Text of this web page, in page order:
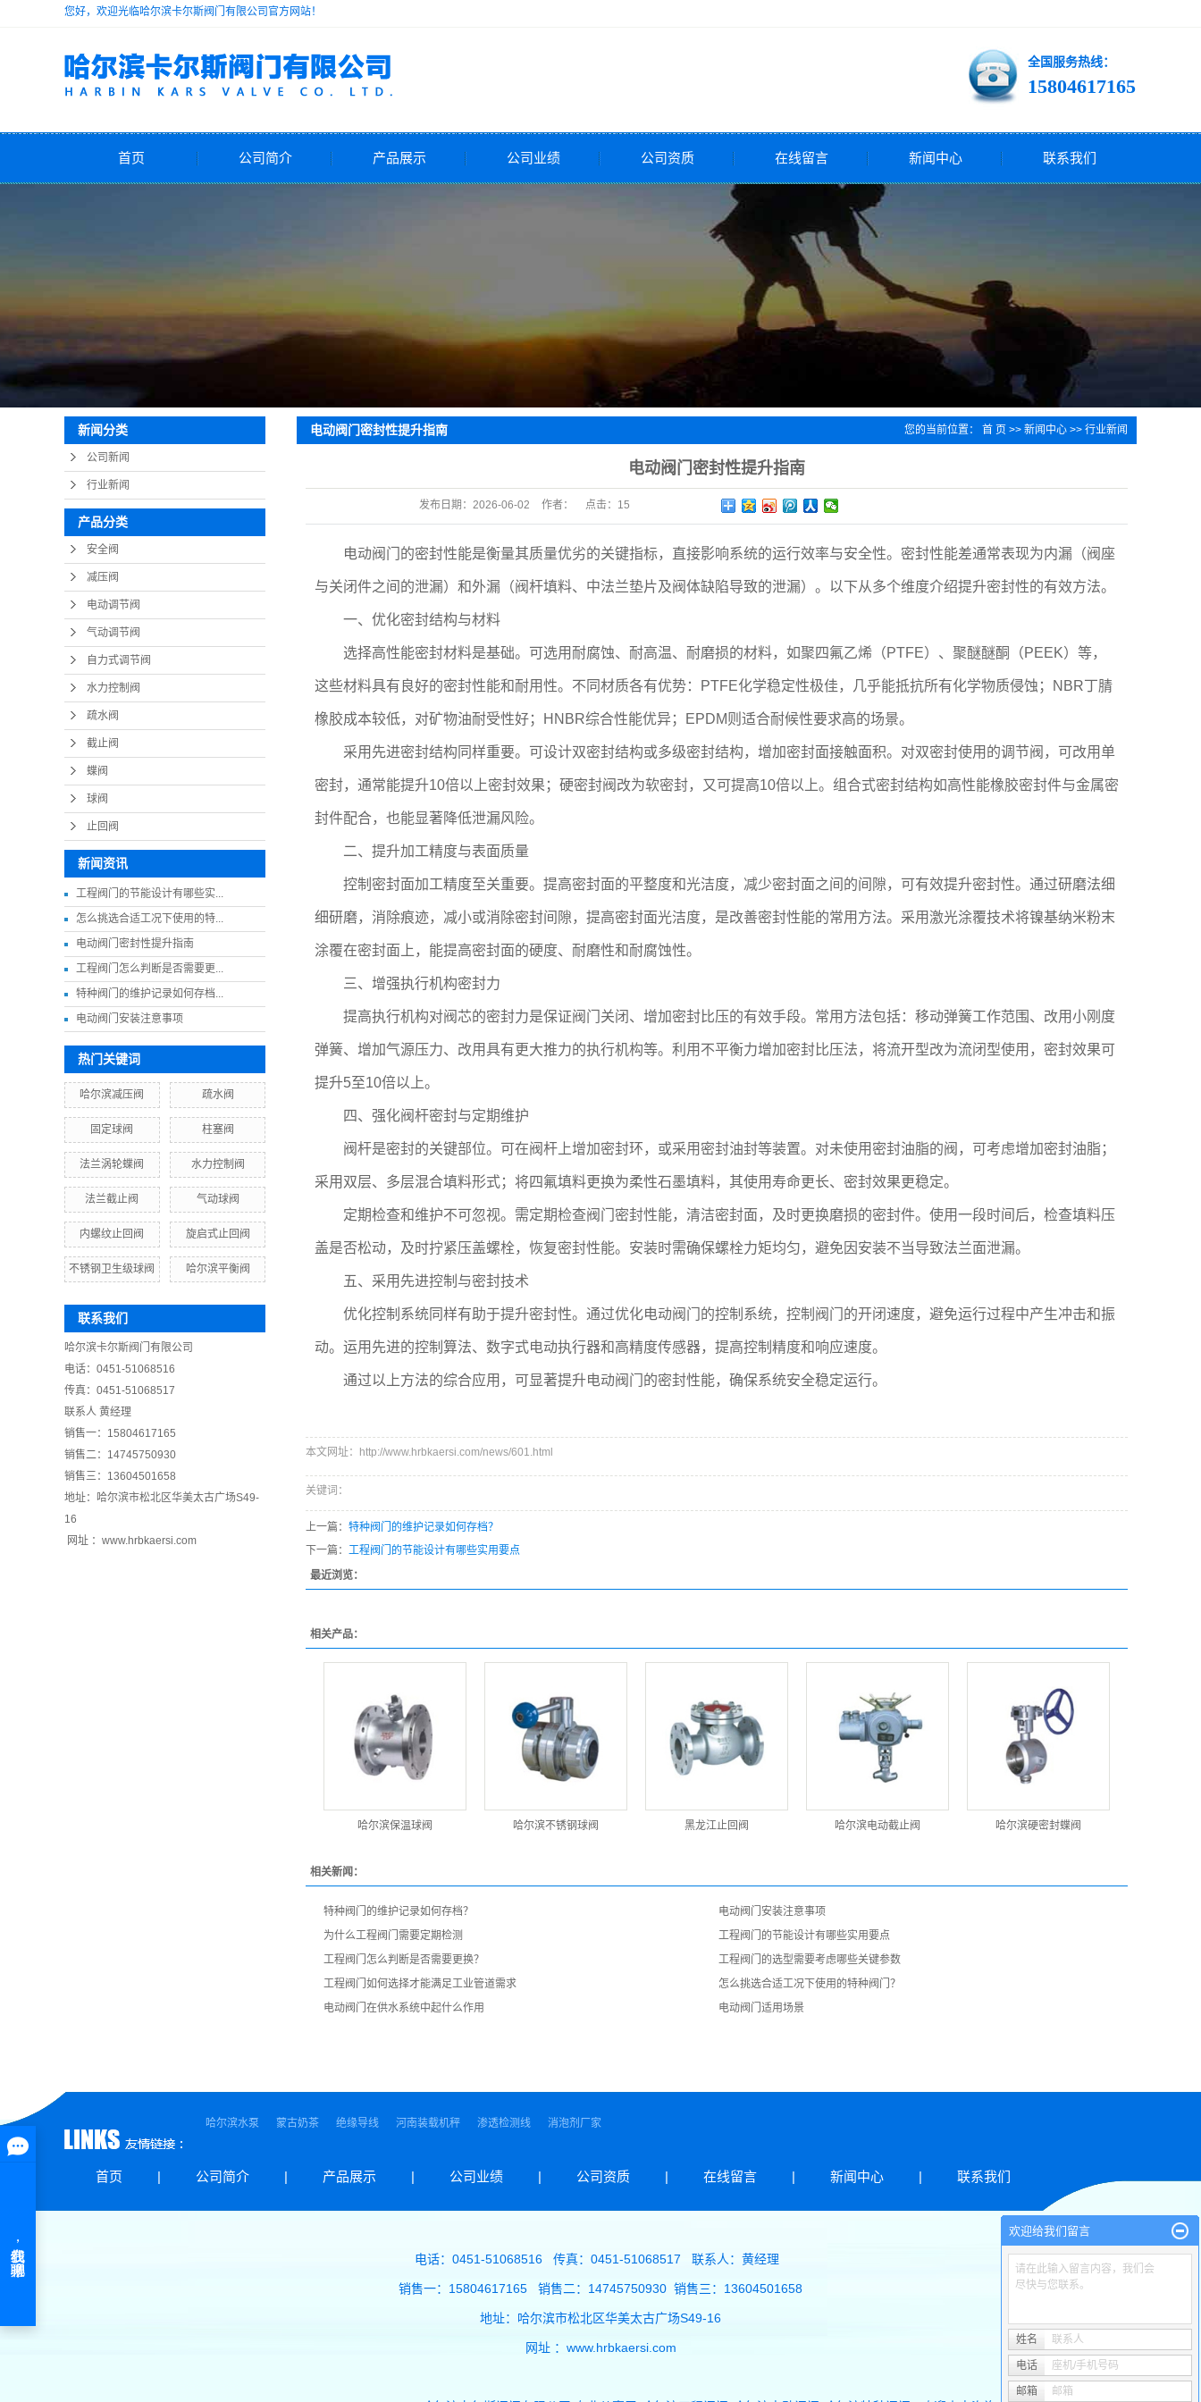
您好，欢迎光临哈尔滨卡尔斯阀门有限公司官方网站！
全国服务热线：
15804617165
首页 公司简介 产品展示
自力式调节阀
疏水阀
截止阀
公司业绩 公司资质 在线留言 新闻中心 联系我们
新闻分类
公司新闻
行业新闻
产品分类
安全阀
减压阀
电动调节阀
气动调节阀
自力式调节阀
水力控制阀
疏水阀
截止阀
蝶阀
球阀
止回阀
新闻资讯
工程阀门的节能设计有哪些实...
怎么挑选合适工况下使用的特...
电动阀门密封性提升指南
工程阀门怎么判断是否需要更...
特种阀门的维护记录如何存档...
电动阀门安装注意事项
热门关键词
哈尔滨减压阀 疏水阀
固定球阀 柱塞阀
法兰涡轮蝶阀 水力控制阀
法兰截止阀 气动球阀
内螺纹止回阀 旋启式止回阀
不锈钢卫生级球阀 哈尔滨平衡阀
联系我们
哈尔滨卡尔斯阀门有限公司
电话：0451-51068516
传真：0451-51068517
联系人 黄经理
销售一：15804617165
销售二：14745750930
销售三：13604501658
地址：哈尔滨市松北区华美太古广场S49-
16
网址 ：www.hrbkaersi.com
电动阀门密封性提升指南 您的当前位置： 首 页 >> 新闻中心 >> 行业新闻
电动阀门密封性提升指南
发布日期： 2026-06-02 作者： 点击： 15
电动阀门的密封性能是衡量其质量优劣的关键指标，直接影响系统的运行效率与安全性。密封性能差通常表现为内漏（阀座
与关闭件之间的泄漏）和外漏（阀杆填料、中法兰垫片及阀体缺陷导致的泄漏）。以下从多个维度介绍提升密封性的有效方法。
一、优化密封结构与材料
选择高性能密封材料是基础。可选用耐腐蚀、耐高温、耐磨损的材料，如聚四氟乙烯（PTFE）、聚醚醚酮（PEEK）等，
这些材料具有良好的密封性能和耐用性。不同材质各有优势：PTFE化学稳定性极佳，几乎能抵抗所有化学物质侵蚀；NBR丁腈
橡胶成本较低，对矿物油耐受性好；HNBR综合性能优异；EPDM则适合耐候性要求高的场景。
采用先进密封结构同样重要。可设计双密封结构或多级密封结构，增加密封面接触面积。对双密封使用的调节阀，可改用单
密封，通常能提升10倍以上密封效果；硬密封阀改为软密封，又可提高10倍以上。组合式密封结构如高性能橡胶密封件与金属密
封件配合，也能显著降低泄漏风险。
二、提升加工精度与表面质量
控制密封面加工精度至关重要。提高密封面的平整度和光洁度，减少密封面之间的间隙，可有效提升密封性。通过研磨法细
细研磨，消除痕迹，减小或消除密封间隙，提高密封面光洁度，是改善密封性能的常用方法。采用激光涂覆技术将镍基纳米粉末
涂覆在密封面上，能提高密封面的硬度、耐磨性和耐腐蚀性。
三、增强执行机构密封力
提高执行机构对阀芯的密封力是保证阀门关闭、增加密封比压的有效手段。常用方法包括：移动弹簧工作范围、改用小刚度
弹簧、增加气源压力、改用具有更大推力的执行机构等。利用不平衡力增加密封比压法，将流开型改为流闭型使用，密封效果可
提升5至10倍以上。
四、强化阀杆密封与定期维护
阀杆是密封的关键部位。可在阀杆上增加密封环，或采用密封油封等装置。对未使用密封油脂的阀，可考虑增加密封油脂；
采用双层、多层混合填料形式；将四氟填料更换为柔性石墨填料，其使用寿命更长、密封效果更稳定。
定期检查和维护不可忽视。需定期检查阀门密封性能，清洁密封面，及时更换磨损的密封件。使用一段时间后，检查填料压
盖是否松动，及时拧紧压盖螺栓，恢复密封性能。安装时需确保螺栓力矩均匀，避免因安装不当导致法兰面泄漏。
五、采用先进控制与密封技术
优化控制系统同样有助于提升密封性。通过优化电动阀门的控制系统，控制阀门的开闭速度，避免运行过程中产生冲击和振
动。运用先进的控制算法、数字式电动执行器和高精度传感器，提高控制精度和响应速度。
通过以上方法的综合应用，可显著提升电动阀门的密封性能，确保系统安全稳定运行。
本文网址：http://www.hrbkaersi.com/news/601.html
关键词：
上一篇： 特种阀门的维护记录如何存档？
下一篇： 工程阀门的节能设计有哪些实用要点
最近浏览：
相关产品：
哈尔滨保温球阀 哈尔滨不锈钢球阀 黑龙江止回阀 哈尔滨电动截止阀 哈尔滨硬密封蝶阀
相关新闻：
特种阀门的维护记录如何存档？
电动阀门安装注意事项
为什么工程阀门需要定期检测
工程阀门的节能设计有哪些实用要点
工程阀门怎么判断是否需要更换？
工程阀门的选型需要考虑哪些关键参数
工程阀门如何选择才能满足工业管道需求
怎么挑选合适工况下使用的特种阀门？
电动阀门在供水系统中起什么作用
电动阀门适用场景
哈尔滨水泵 蒙古奶茶 绝缘导线 河南装载机秤 渗透检测线 消泡剂厂家
首页 | 公司简介 | 产品展示 | 公司业绩 | 公司资质 | 在线留言 | 新闻中心 | 联系我们
电话：0451-51068516 传真：0451-51068517 联系人：黄经理
销售一：15804617165 销售二：14745750930 销售三：13604501658
地址：哈尔滨市松北区华美太古广场S49-16
网址 ：www.hrbkaersi.com
欢迎给我们留言
请在此输入留言内容，我们会
尽快与您联系。
姓名 联系人
电话 座机/手机号码
邮箱 邮箱